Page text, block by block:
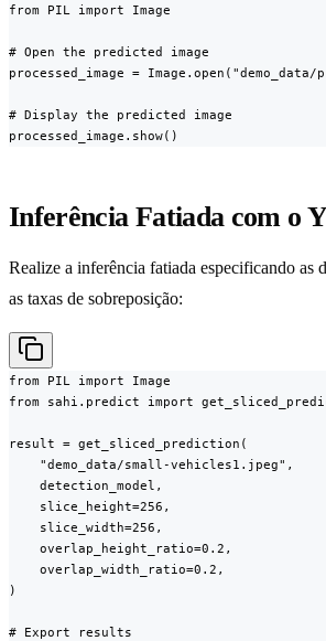
from PIL import Image
# Open the predicted image
processed_image =
# Display the predicted image
processed_image.show()
Inferência Fatiada com o
Realize a inferência fatiada especificando as
as taxas de sobreposição:
from PIL import Image
from sahi.predict import
result = get_sliced_prediction(
    "demo_data/small-vehicles1.jpeg",
    detection_model,
    slice_height=256,
    slice_width=256,
    overlap_height_ratio=0.2,
    overlap_width_ratio=0.2,
)
# Export results